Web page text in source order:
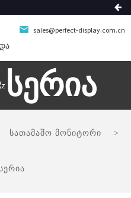
sales@perfect-display.com.cn
სათამაშო მონიტორი